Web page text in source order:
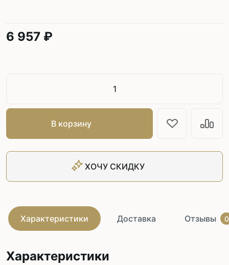
6 957 ₽
В корзину
ХОЧУ СКИДКУ
Характеристики Доставка Отзывы 0
Характеристики